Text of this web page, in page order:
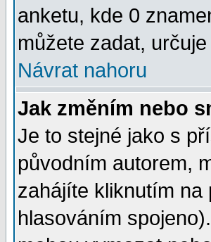
anketu, kde 0
můžete zadat,
Návrat nahoru
Jak změním nebo
Je to stejné jako s
původním autorem,
zahájíte kliknutím
hlasováním